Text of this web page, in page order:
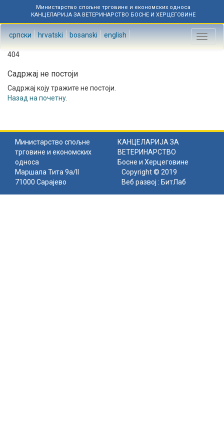
Министарство спољне трговине и економских односа
КАНЦЕЛАРИЈА ЗА ВЕТЕРИНАРСТВО БОСНЕ И ХЕРЦЕГОВИНЕ
српски hrvatski bosanski english
Toggle
404
Садржај не постоји
Садржај коју тражите не постоји.
Назад на почетну
Министарство спољне
трговине и економских
односа
КАНЦЕЛАРИЈА ЗА
ВЕТЕРИНАРСТВО
Босне и Херцеговине
Маршала Тита 9а/II
71000 Сарајево
Copyright © 2019
Веб развој : БитЛаб